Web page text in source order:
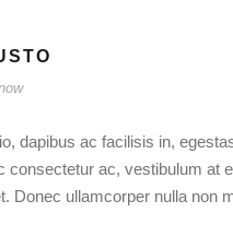
dapibus ac facilisis in,
consectetur ac, vestibulum at
Donec ullamcorper nulla non